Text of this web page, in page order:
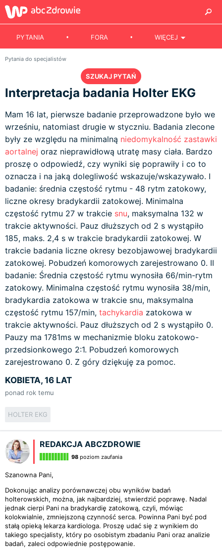
PYTANIA FORA WIĘCEJ
Pytania do specjalistów
SZUKAJ PYTAŃ
Interpretacja badania Holter EKG
Mam 16 lat, pierwsze badanie przeprowadzone było we
wrześniu, natomiast drugie w styczniu. Badania zlecone
były ze względu na minimalną niedomykalność zastawki
aortalnej oraz nieprawidłową utratę masy ciała. Bardzo
proszę o odpowiedź, czy wyniki się poprawiły i co to
oznacza i na jaką dolegliwość wskazuje/wskazywało. I
badanie: średnia częstość rytmu - 48 rytm zatokowy,
liczne okresy bradykardii zatokowej. Minimalna
częstość rytmu 27 w trakcie snu, maksymalna 132 w
trakcie aktywności. Pauz dłuższych od 2 s wystąpiło
185, maks. 2,4 s w trakcie bradykardii zatokowej. W
trakcie badania liczne okresy bezobjawowej bradykardii
zatokowej. Pobudzeń komorowych zarejestrowano 0. II
badanie: Średnia częstość rytmu wynosiła 66/min-rytm
zatokowy. Minimalna częstość rytmu wynosiła 38/min,
bradykardia zatokowa w trakcie snu, maksymalna
częstość rytmu 157/min, tachykardia zatokowa w
trakcie aktywności. Pauz dłuższych od 2 s wystąpiło 0.
Pauzy ma 1781ms w mechanizmie bloku zatokowo-
przedsionkowego 2:1. Pobudzeń komorowych
zarejestrowano 0. Z góry dziękuję za pomoc.
KOBIETA, 16 LAT
ponad rok temu
HOLTER EKG
REDAKCJA ABCZDROWIE
98 poziom zaufania
Szanowna Pani,
Dokonując analizy porównawczej obu wyników badań
holterowskich, można, jak najbardziej, stwierdzić poprawę. Nadal
jednak cierpi Pani na bradykardię zatokową, czyli, mówiąc
kolokwialnie, zmniejszoną czynność serca. Powinna Pani być pod
stałą opieką lekarza kardiologa. Proszę udać się z wynikiem do
takiego specjalisty, który po osobistym zbadaniu Pani oraz analizie
badań, zaleci odpowiednie postępowanie.